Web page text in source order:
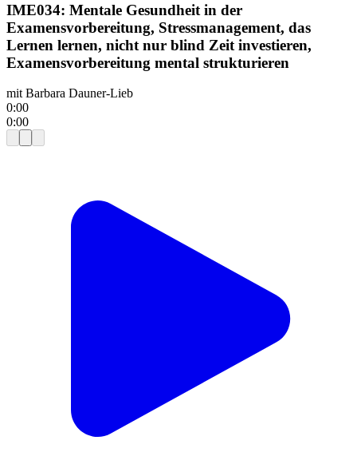
IME034: Mentale Gesundheit in der
Examensvorbereitung, Stressmanagement, das
Lernen lernen, nicht nur blind Zeit investieren,
Examensvorbereitung mental strukturieren
mit Barbara Dauner-Lieb
0:00
0:00